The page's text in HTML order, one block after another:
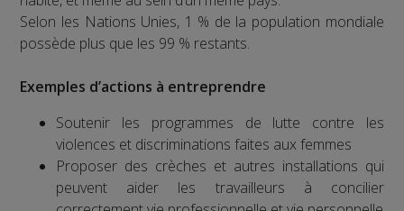
Selon les Nations Unies, 1 % de la population mondiale
possède plus que les 99 % restants.
Exemples d’actions à entreprendre
Soutenir les programmes de lutte contre les
violences et discriminations faites aux femmes
Proposer des crèches et autres installations qui
peuvent aider les travailleurs à concilier